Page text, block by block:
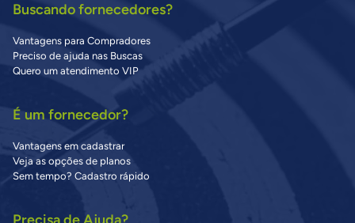
Buscando fornecedores?
Vantagens para Compradores
Preciso de ajuda nas Buscas
Quero um atendimento VIP
É um fornecedor?
Vantagens em cadastrar
Veja as opções de planos
Sem tempo? Cadastro rápido